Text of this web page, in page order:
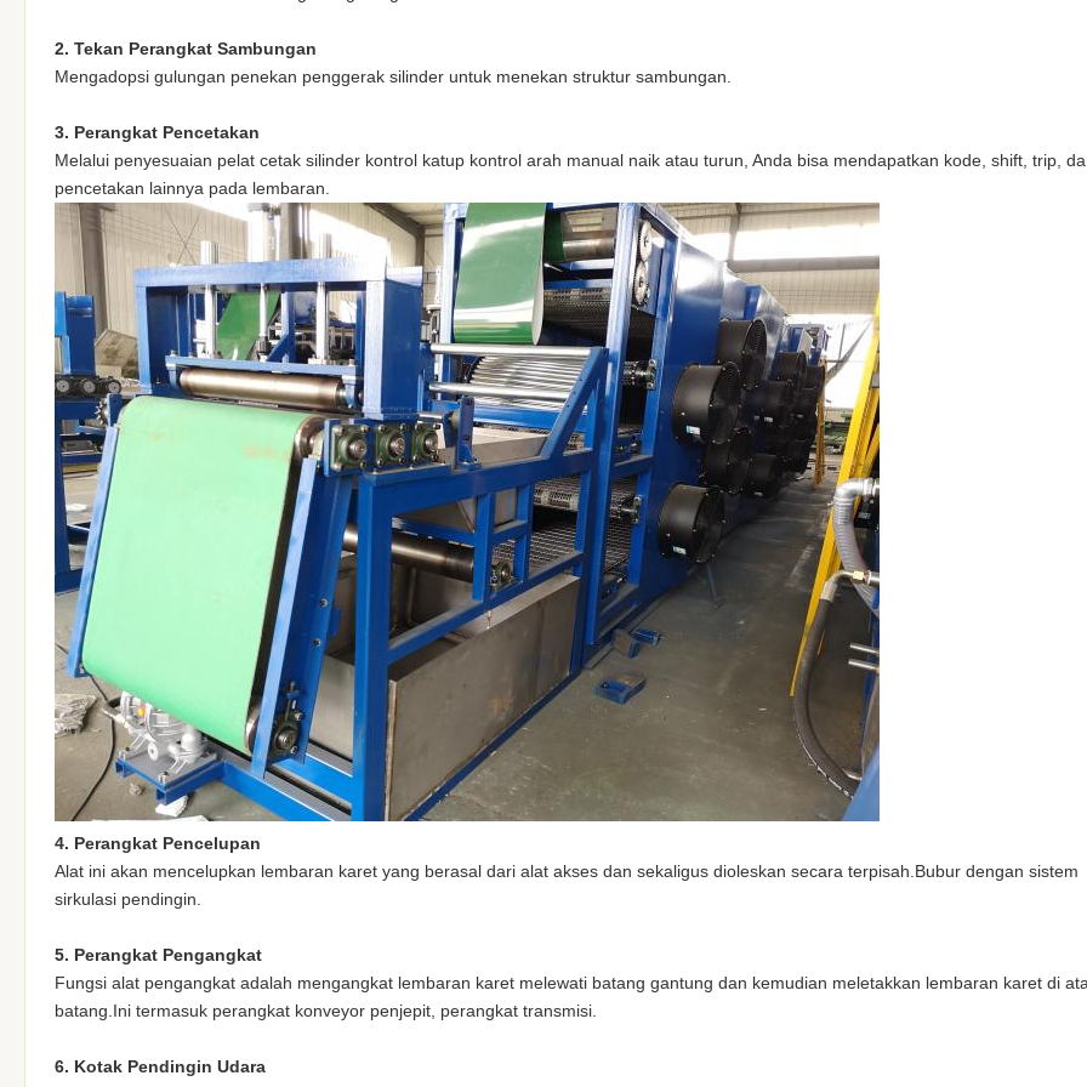
2. Tekan Perangkat Sambungan
Mengadopsi gulungan penekan penggerak silinder untuk menekan struktur sambungan.
3. Perangkat Pencetakan
Melalui penyesuaian pelat cetak silinder kontrol katup kontrol arah manual naik atau turun, Anda bisa mendapatkan kode, shift, trip,
pencetakan lainnya pada lembaran.
4. Perangkat Pencelupan
Alat ini akan mencelupkan lembaran karet yang berasal dari alat akses dan sekaligus dioleskan secara terpisah.Bubur dengan sistem
sirkulasi pendingin.
5. Perangkat Pengangkat
Fungsi alat pengangkat adalah mengangkat lembaran karet melewati batang gantung dan kemudian meletakkan lembaran karet di
batang.Ini termasuk perangkat konveyor penjepit, perangkat transmisi.
6. Kotak Pendingin Udara